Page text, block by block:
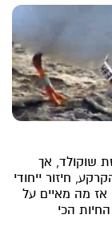
שוקולד, אך
חיזור ייחודי
אז מה מאיים על
הכי